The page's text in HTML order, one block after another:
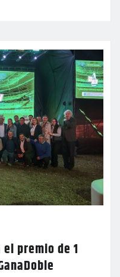
premio de 1